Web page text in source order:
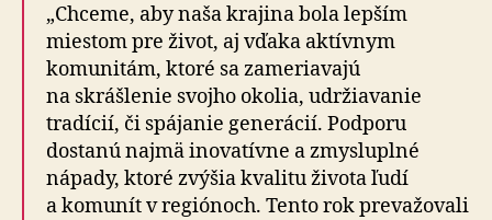
„Chceme, aby naša krajina bola lepším
miestom pre život, aj vďaka aktívnym
komunitám, ktoré sa zameriavajú
na skrášlenie svojho okolia, udržiavanie
tradícií, či spájanie generácií. Podporu
dostanú najmä inovatívne a zmysluplné
nápady, ktoré zvýšia kvalitu života ľudí
a komunít v regiónoch. Tento rok prevažovali